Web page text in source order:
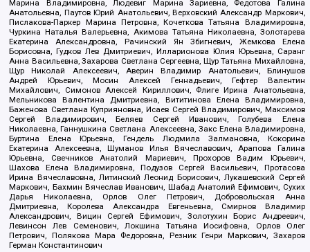
Марина Владимировна, Людевиг Марина Зариевна, Федотова Галина
Анатольевна, Паутов Юрий Анатольевич, Верховский Александр Маркович,
Пислакова-Паркер Марина Петровна, Кочеткова Татьяна Владимировна,
Чуркина Наталья Валерьевна, Акимова Татьяна Николаевна, Золотарева
Екатерина Александровна, Рачинский Ян Збигневич, Жемкова Елена
Борисовна, Гудков Лев Дмитриевич, Илларионова Юлия Юрьевна, Саранг
Анна Васильевна, Захарова Светлана Сергеевна, Щур Татьяна Михайловна,
Щур Николай Алексеевич, Аверин Владимир Анатольевич, Блинушов
Андрей Юрьевич, Мосин Алексей Геннадьевич, Гефтер Валентин
Михайлович, Симонов Алексей Кириллович, Флиге Ирина Анатольевна,
Мельникова Валентина Дмитриевна, Вититинова Елена Владимировна,
Баженова Светлана Куприяновна, Исаев Сергей Владимирович, Максимов
Сергей Владимирович, Беляев Сергей Иванович, Голубева Елена
Николаевна, Ганнушкина Светлана Алексеевна, Закс Елена Владимировна,
Буртина Елена Юрьевна, Гендель Людмила Залмановна, Кокорина
Екатерина Алексеевна, Шуманов Илья Вячеславович, Арапова Галина
Юрьевна, Свечников Анатолий Мариевич, Прохоров Вадим Юрьевич,
Шахова Елена Владимировна, Подузов Сергей Васильевич, Протасова
Ирина Вячеславовна, Литинский Леонид Борисович, Лукашевский Сергей
Маркович, Бахмин Вячеслав Иванович, Шабад Анатолий Ефимович, Сухих
Дарья Николаевна, Орлов Олег Петрович, Добровольская Анна
Дмитриевна, Королева Александра Евгеньевна, Смирнов Владимир
Александрович, Вицин Сергей Ефимович, Золотухин Борис Андреевич,
Левинсон Лев Семенович, Локшина Татьяна Иосифовна, Орлов Олег
Петрович, Полякова Мара Федоровна, Резник Генри Маркович, Захаров
Герман Константинович